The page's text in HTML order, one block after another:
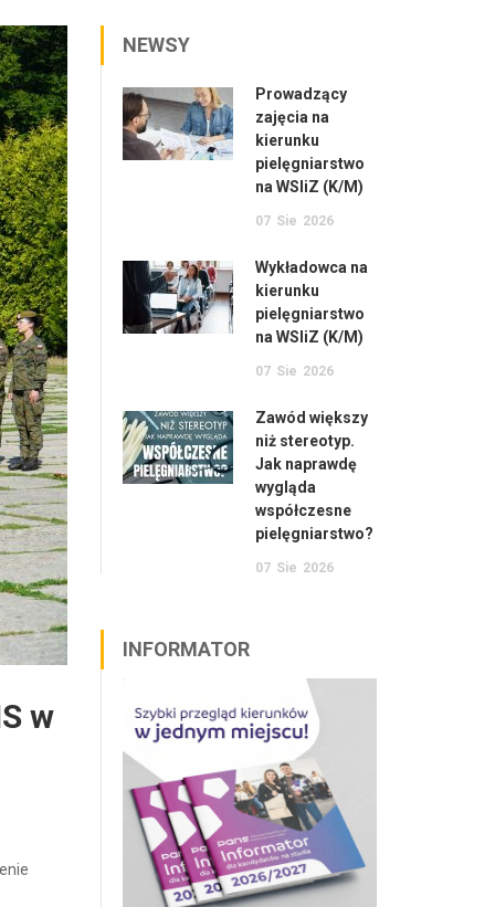
w
NEWSY
Prowadzący
zajęcia na
kierunku
pielęgniarstwo
na WSIiZ (K/M)
07 Sie 2026
Wykładowca na
kierunku
pielęgniarstwo
na WSIiZ (K/M)
07 Sie 2026
Zawód większy
niż stereotyp.
Jak naprawdę
wygląda
współczesne
pielęgniarstwo?
07 Sie 2026
INFORMATOR